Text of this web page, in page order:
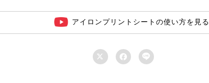
アイロンプリントシートの使い方を見る
  